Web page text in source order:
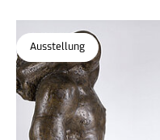
Ausstellung